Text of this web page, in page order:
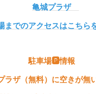
亀城プラザ
までのアクセスはこちら
駐車場🅿情報
ラザ（無料）に空きが無